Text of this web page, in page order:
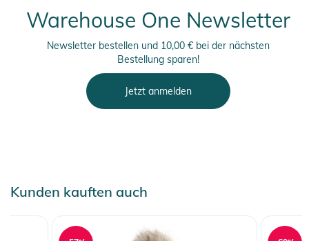
Warehouse One Newsletter
Newsletter bestellen und 10,00 € bei der nächsten
Bestellung sparen!
Jetzt anmelden
Kunden kauften auch